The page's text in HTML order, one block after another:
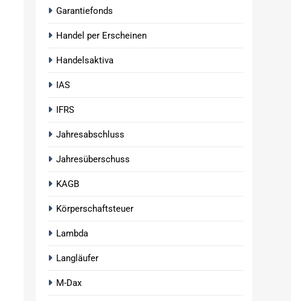
Garantiefonds
Handel per Erscheinen
Handelsaktiva
IAS
IFRS
Jahresabschluss
Jahresüberschuss
KAGB
Körperschaftsteuer
Lambda
Langläufer
M-Dax